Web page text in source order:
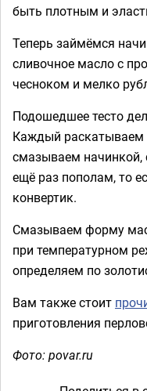
быть плотным и
Теперь займёмся
сливочное масло с
чесноком и мелко
Подошедшее тесто
Каждый раскатываем
смазываем
ещё раз пополам, то
конвертик.
Смазываем форму
при температурном
определяем по
Вам также стоит
приготовления
Фото: povar.ru